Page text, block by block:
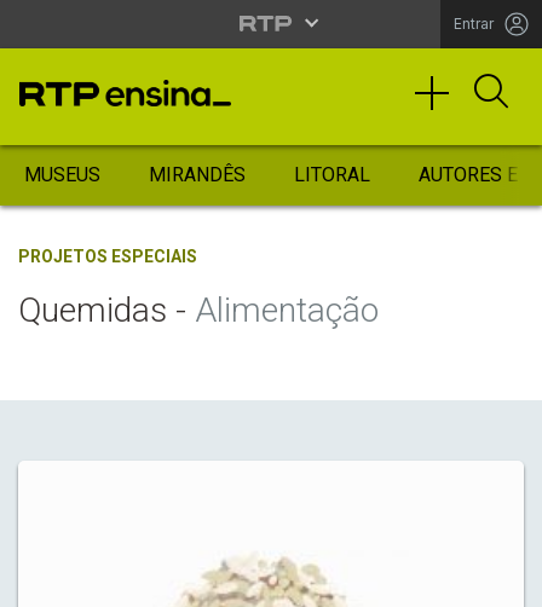
Entrar
MUSEUS MIRANDÊS LITORAL AUTORES
PROJETOS ESPECIAIS
Quemidas - Alimentação